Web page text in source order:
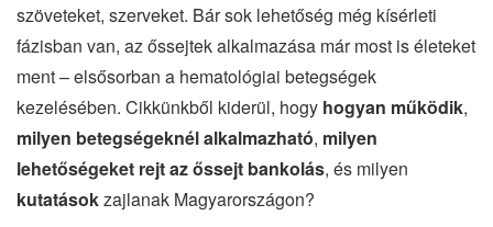
szöveteket, szerveket. Bár sok lehetőség még kísérleti
fázisban van, az őssejtek alkalmazása már most is életeket
ment – elsősorban a hematológiai betegségek
kezelésében. Cikkünkből kiderül, hogy hogyan működik,
milyen betegségeknél alkalmazható, milyen
lehetőségeket rejt az őssejt bankolás, és milyen
kutatásokzajlanak Magyarországon?